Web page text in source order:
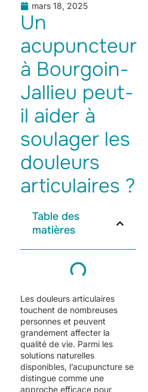
mars 18, 2025
Un
acupuncteur
à Bourgoin-
Jallieu peut-
il aider à
soulager les
douleurs
articulaires ?
Table des
matières
Les douleurs articulaires
touchent de nombreuses
personnes et peuvent
grandement affecter la
qualité de vie. Parmi les
solutions naturelles
disponibles, l’acupuncture se
distingue comme une
approche efficace pour